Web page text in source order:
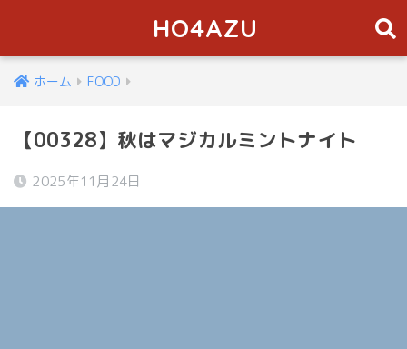
HO4AZU
ホーム FOOD
【00328】秋はマジカルミントナイト
2025年11月24日